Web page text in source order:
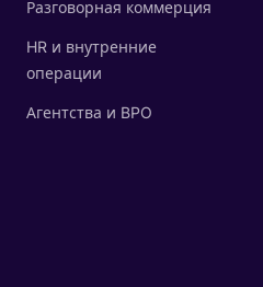
Разговорная коммерция
HR и внутренние
операции
Агентства и BPO